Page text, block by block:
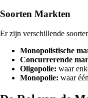
Soorten Markten
Er zijn verschillende
Monopolistische
Concurrerende
Oligopolie: waar
Monopolie: waar